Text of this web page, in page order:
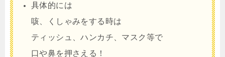
具体的には
咳、くしゃみをする時は
ティッシュ、ハンカチ、マスク等で
口や鼻を押さえる！